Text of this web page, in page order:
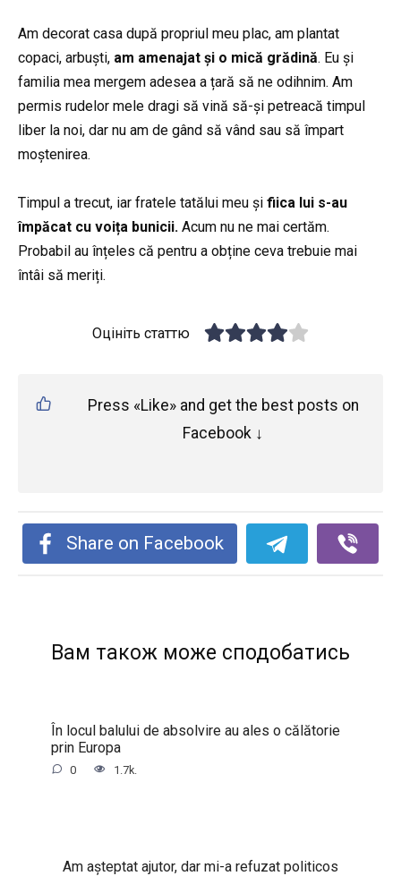
Am decorat casa după propriul meu plac, am plantat
copaci, arbuști, am amenajat și o mică grădină. Eu și
familia mea mergem adesea a țară să ne odihnim. Am
permis rudelor mele dragi să vină să-și petreacă timpul
liber la noi, dar nu am de gând să vând sau să împart
moștenirea.
Timpul a trecut, iar fratele tatălui meu și fiica lui s-au
împăcat cu voița bunicii. Acum nu ne mai certăm.
Probabil au înțeles că pentru a obține ceva trebuie mai
întâi să meriți.
Оцініть статтю
Press «Like» and get the best posts on
Facebook ↓
Share on Facebook
Вам також може сподобатись
În locul balului de absolvire au ales o călătorie
prin Europa
0 1.7k.
Am așteptat ajutor, dar mi-a refuzat politicos